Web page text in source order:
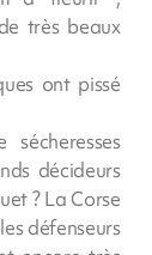
très beaux
ont pissé
décideurs
? La Corse
défenseurs